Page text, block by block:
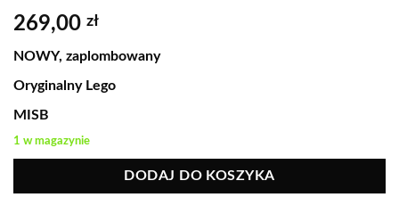
269,00 zł
NOWY, zaplombowany
Oryginalny Lego
MISB
1 w magazynie
DODAJ DO KOSZYKA